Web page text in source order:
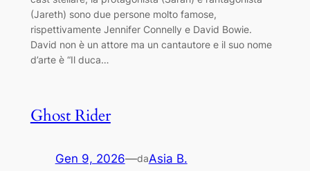
(Jareth) sono due persone molto famose,
rispettivamente Jennifer Connelly e David Bowie.
David non è un attore ma un cantautore e il suo nome
d’arte è “Il duca…
Ghost Rider
Gen 9, 2026—daAsia B.